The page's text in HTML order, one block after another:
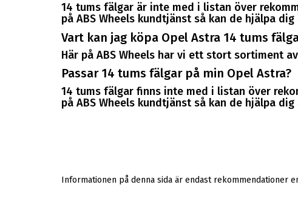
14 tums fälgar är inte med i listan över
på ABS Wheels kundtjänst så kan de hjälpa
Vart kan jag köpa Opel Astra 14 tums
Här på ABS Wheels har vi ett stort sortiment
Passar 14 tums fälgar på min Opel Astra?
14 tums fälgar finns inte med i listan över
på ABS Wheels kundtjänst så kan de hjälpa
Informationen på denna sida är endast rekommendationer